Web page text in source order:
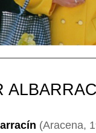
(Aracena,